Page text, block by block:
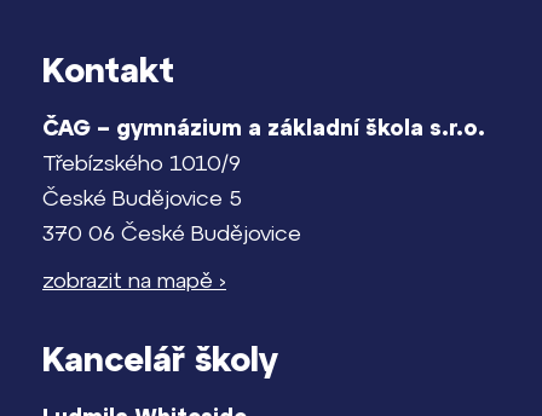
Kontakt
ČAG – gymnázium a základní škola s.r.o.
Třebízského 1010/9
České Budějovice 5
370 06 České Budějovice
zobrazit na mapě ›
Kancelář školy